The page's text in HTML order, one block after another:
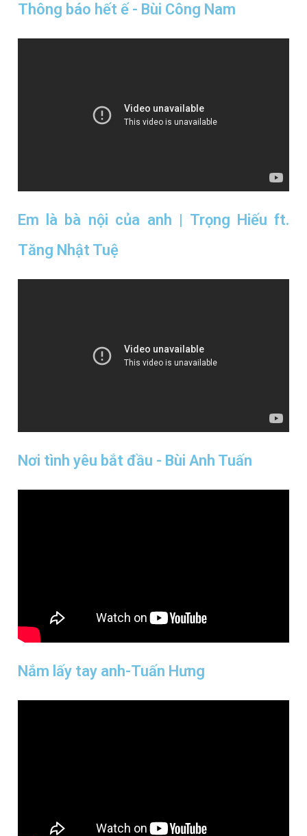
Thông báo hết ế - Bùi Công Nam
Em là bà nội của anh | Trọng Hiếu ft.
Tăng Nhật Tuệ
Nơi tình yêu bắt đầu - Bùi Anh Tuấn
Nắm lấy tay anh-Tuấn Hưng